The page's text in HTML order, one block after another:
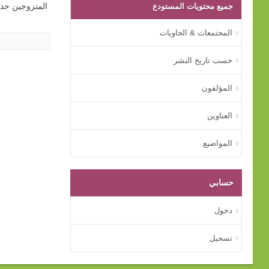
المتزوجين جميع محتويات المستودع
المجتمعات & الحاويات
حسب تاريخ النشر
المؤلفون
العناوين
المواضيع
حسابي
دخول
تسجيل